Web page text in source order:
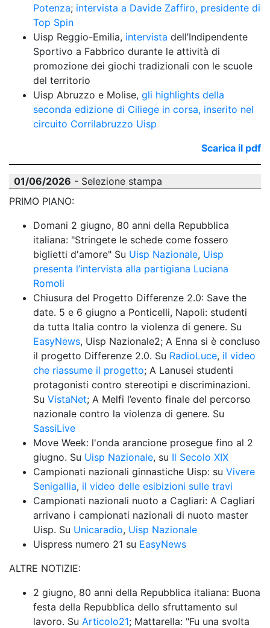
Potenza; intervista a Davide Zaffiro, presidente di
Top Spin
Uisp Reggio-Emilia, intervista dell’Indipendente
Sportivo a Fabbrico durante le attività di
promozione dei giochi tradizionali con le scuole
del territorio
Uisp Abruzzo e Molise, gli highlights della
seconda edizione di Ciliege in corsa, inserito nel
circuito Corrilabruzzo Uisp
Scarica il pdf
01/06/2026 - Selezione stampa
PRIMO PIANO:
Domani 2 giugno, 80 anni della Repubblica
italiana: "Stringete le schede come fossero
biglietti d'amore" Su Uisp Nazionale, Uisp
presenta l’intervista alla partigiana Luciana
Romoli
Chiusura del Progetto Differenze 2.0: Save the
date. 5 e 6 giugno a Ponticelli, Napoli: studenti
EasyNews, Uisp Nazionale2; A Enna si è concluso
il progetto Differenze 2.0. Su RadioLuce, il video
che riassume il progetto; A Lanusei studenti
protagonisti contro stereotipi e discriminazioni.
Su VistaNet; A Melfi l’evento finale del percorso
SassiLive
Move Week: l'onda arancione prosegue fino al 2
giugno. Su Uisp Nazionale, su Il Secolo XIX
Campionati nazionali ginnastiche Uisp: su Vivere
Senigallia, il video delle esibizioni sulle travi
Campionati nazionali nuoto a Cagliari: A Cagliari
arrivano i campionati nazionali di nuoto master
Uisp. Su Unicaradio, Uisp Nazionale
Uispress numero 21 su EasyNews
ALTRE NOTIZIE:
2 giugno, 80 anni della Repubblica italiana: Buona
festa della Repubblica dello sfruttamento sul
lavoro. Su Articolo21; Mattarella: "Fu una svolta